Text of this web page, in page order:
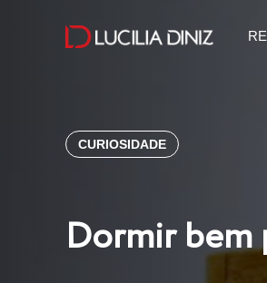
CURIOSIDADE
Dormir bem